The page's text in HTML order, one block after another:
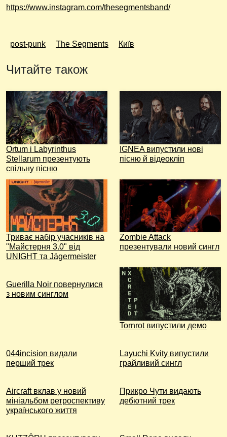
https://www.instagram.com/thesegmentsband/
post-punk The Segments Київ
Читайте також
Ortum і Labyrinthus
Stellarum презентують
спільну пісню
IGNEA випустили нові
пісню й відеокліп
Триває набір учасників на
"Майстерня 3.0" від
UNIGHT та Jägermeister
Zombie Attack
презентували новий сингл
Guerilla Noir повернулися
з новим синглом
Tornrot випустили демо
044incision видали
перший трек
Layuchi Kvity випустили
грайливий сингл
Aircraft вклав у новий
мініальбом ретроспективу
українського життя
Прикро Чути видають
дебютний трек